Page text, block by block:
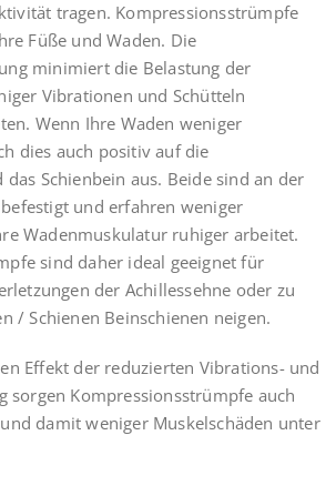
tragen. Kompressionsstrümpfe
Füße und Waden. Die
minimiert die Belastung der
Vibrationen und Schütteln
Wenn Ihre Waden weniger
dies auch positiv auf die
das Schienbein aus. Beide sind an der
und erfahren weniger
Wadenmuskulatur ruhiger arbeitet.
sind daher ideal geeignet für
der Achillessehne oder zu
/ Schienen Beinschienen neigen.
Effekt der reduzierten Vibrations- und
sorgen Kompressionsstrümpfe auch
damit weniger Muskelschäden unter